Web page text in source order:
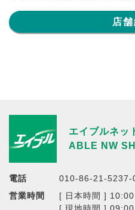
店
エイブルネッ
ABLE NW
電話
010-86-21-5237-
営業時間
[ 日本時間 ]
[ 現地時間 ]